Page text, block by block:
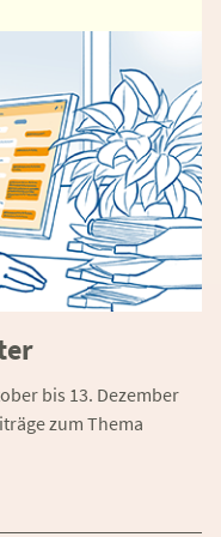
bis 13. Dezember
zum Thema